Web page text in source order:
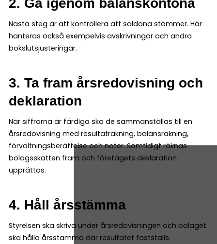
2. Gå igenom balanskontona
Nästa steg är att kontrollera att saldona stämmer. Här
hanteras också exempelvis avskrivningar och andra
bokslutsjusteringar.
3. Ta fram årsredovisning och
deklaration
När siffrorna är färdiga ska de sammanställas till en
årsredovisning med resultaträkning, balansräkning,
förvaltningsberättelse och noter. Samtidigt räknas
bolagsskatten fram och företagets deklaration
upprättas.
4. Håll årsstämma
Styrelsen ska skriva under årsredovisningen och bolaget
ska hålla årsstämma där resultatet fastställs.